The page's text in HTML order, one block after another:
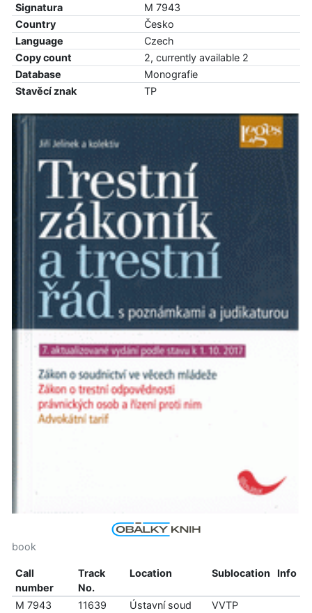
Signatura
M 7943
Country
Česko
Language
Czech
Copy count
2, currently available 2
Database
Monografie
Stavěcí znak
TP
book
Call
number
Track
No.
Location Sublocation Info
M 7943 11639
Ústavní soud
VVTP